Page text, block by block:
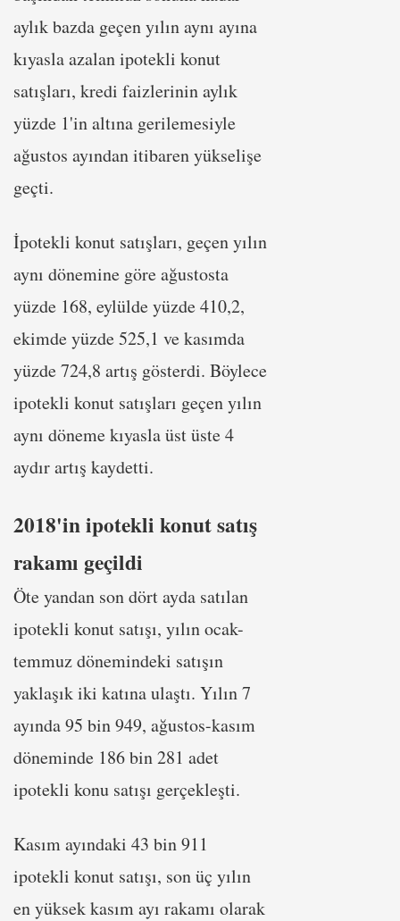
aylık bazda geçen yılın aynı ayına
kıyasla azalan ipotekli konut
satışları, kredi faizlerinin aylık
yüzde 1'in altına gerilemesiyle
ağustos ayından itibaren yükselişe
geçti.
İpotekli konut satışları, geçen yılın
aynı dönemine göre ağustosta
yüzde 168, eylülde yüzde 410,2,
ekimde yüzde 525,1 ve kasımda
yüzde 724,8 artış gösterdi. Böylece
ipotekli konut satışları geçen yılın
aynı döneme kıyasla üst üste 4
aydır artış kaydetti.
2018'in ipotekli konut satış
rakamı geçildi
Öte yandan son dört ayda satılan
ipotekli konut satışı, yılın ocak-
temmuz dönemindeki satışın
yaklaşık iki katına ulaştı. Yılın 7
ayında 95 bin 949, ağustos-kasım
döneminde 186 bin 281 adet
ipotekli konu satışı gerçekleşti.
Kasım ayındaki 43 bin 911
ipotekli konut satışı, son üç yılın
en yüksek kasım ayı rakamı olarak